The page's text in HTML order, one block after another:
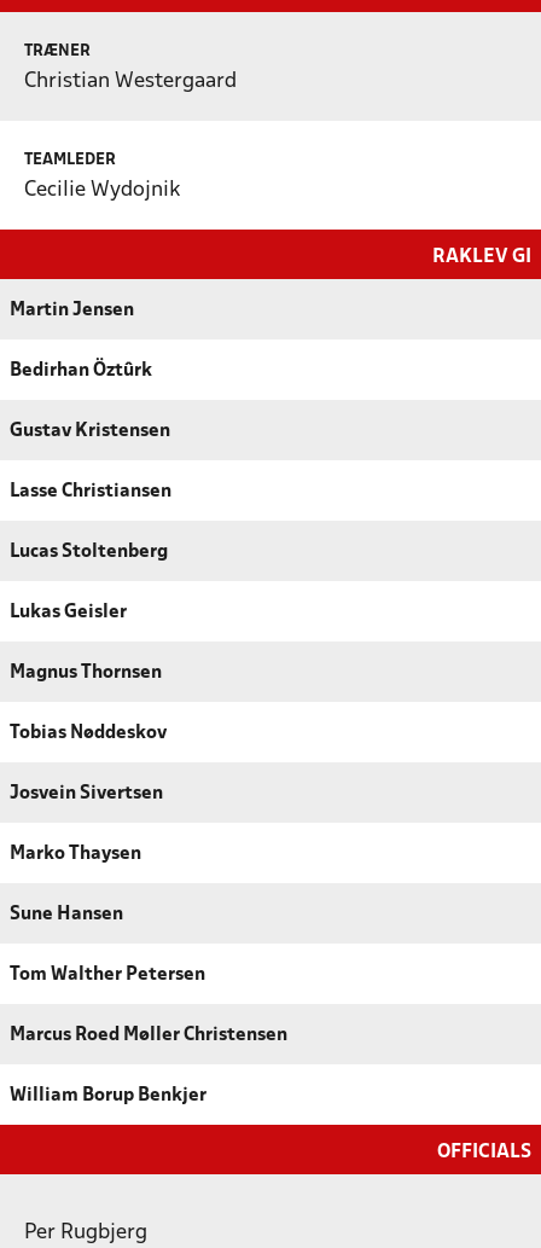
TRÆNER
Christian Westergaard
TEAMLEDER
Cecilie Wydojnik
RAKLEV GI
Martin Jensen
Bedirhan Öztûrk
Gustav Kristensen
Lasse Christiansen
Lucas Stoltenberg
Lukas Geisler
Magnus Thornsen
Tobias Nøddeskov
Josvein Sivertsen
Marko Thaysen
Sune Hansen
Tom Walther Petersen
Marcus Roed Møller Christensen
William Borup Benkjer
OFFICIALS
Per Rugbjerg